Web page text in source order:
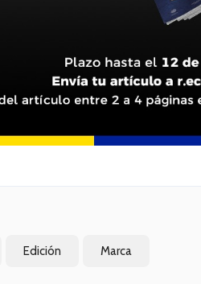
Edición Marca